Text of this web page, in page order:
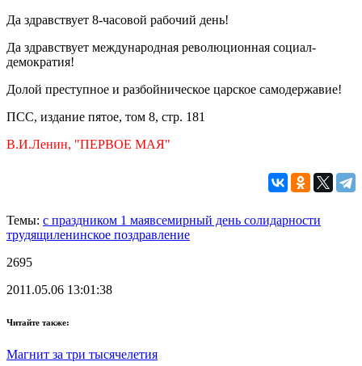
Да здравствует 8-часовой рабочий день!
Да здравствует международная революционная социал-
демократия!
Долой преступное и разбойническое царское самодержавие!
ПСС, издание пятое, том 8, стр. 181
В.И.Ленин, "ПЕРВОЕ МАЯ"
Темы: с праздником 1 маявсемирный день солидарности
трудящиленинское поздравление
2695
2011.05.06 13:01:38
Читайте также:
Магнит за три тысячелетия